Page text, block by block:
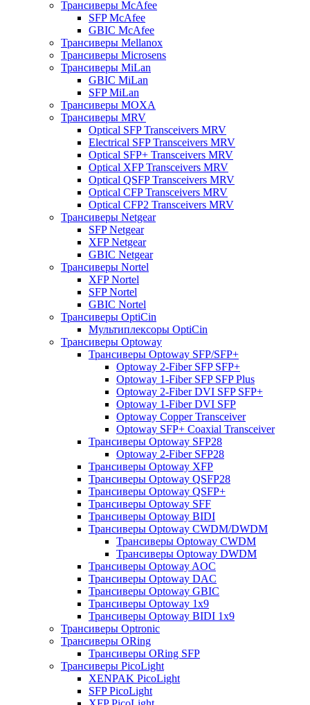
Трансиверы McAfee
SFP McAfee
GBIC McAfee
Трансиверы Mellanox
Трансиверы Microsens
Трансиверы MiLan
GBIC MiLan
SFP MiLan
Трансиверы MOXA
Трансиверы MRV
Optical SFP Transceivers MRV
Electrical SFP Transceivers MRV
Optical SFP+ Transceivers MRV
Optical XFP Transceivers MRV
Optical QSFP Transceivers MRV
Optical CFP Transceivers MRV
Optical CFP2 Transceivers MRV
Трансиверы Netgear
SFP Netgear
XFP Netgear
GBIC Netgear
Трансиверы Nortel
XFP Nortel
SFP Nortel
GBIC Nortel
Трансиверы OptiCin
Мультиплексоры OptiCin
Трансиверы Optoway
Трансиверы Optoway SFP/SFP+
Optoway 2-Fiber SFP SFP+
Optoway 1-Fiber SFP SFP Plus
Optoway 2-Fiber DVI SFP SFP+
Optoway 1-Fiber DVI SFP
Optoway Copper Transceiver
Optoway SFP+ Coaxial Transceiver
Трансиверы Optoway SFP28
Optoway 2-Fiber SFP28
Трансиверы Optoway XFP
Трансиверы Optoway QSFP28
Трансиверы Optoway QSFP+
Трансиверы Optoway SFF
Трансиверы Optoway BIDI
Трансиверы Optoway CWDM/DWDM
Трансиверы Optoway CWDM
Трансиверы Optoway DWDM
Трансиверы Optoway AOC
Трансиверы Optoway DAC
Трансиверы Optoway GBIC
Трансиверы Optoway 1х9
Трансиверы Optoway BIDI 1x9
Трансиверы Optronic
Трансиверы ORing
Трансиверы ORing SFP
Трансиверы PicoLight
XENPAK PicoLight
SFP PicoLight